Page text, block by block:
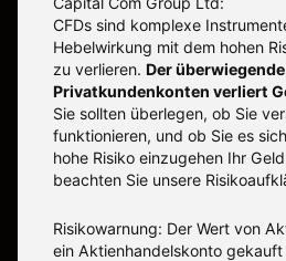
CFDs sind komplexe
Hebelwirkung mit dem hohen
zu verlieren. Der
Privatkundenkonten verliert
Sie sollten überlegen, ob Sie
funktionieren, und ob Sie es
hohe Risiko einzugehen Ihr
beachten Sie unsere
Risikowarnung: Der Wert von
ein Aktienhandelskonto